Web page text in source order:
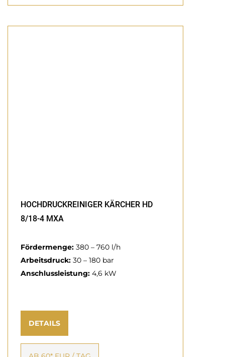
HOCHDRUCKREINIGER KÄRCHER HD
8/18-4 MXA
Fördermenge: 380 – 760 l/h
Arbeitsdruck: 30 – 180 bar
Anschlussleistung: 4,6 kW
DETAILS